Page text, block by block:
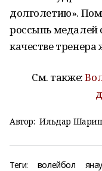
долголетию».
россыпь медалей
качестве
См. также:
Автор: Ильдар
Теги: волейбол